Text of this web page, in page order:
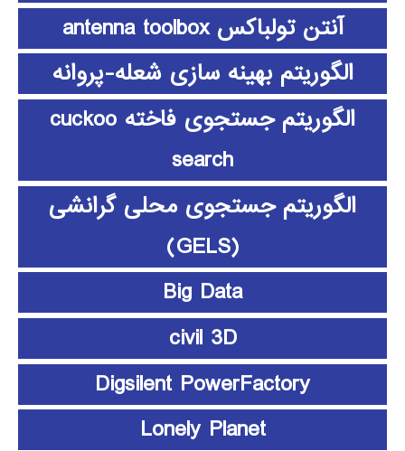
آنتن تولباکس antenna toolbox
الگوریتم بهینه سازی شعله-پروانه
الگوریتم جستجوی فاخته cuckoo
search
الگوریتم جستجوی محلی گرانشی
(GELS)
Big Data
civil 3D
Digsilent PowerFactory
Lonely Planet